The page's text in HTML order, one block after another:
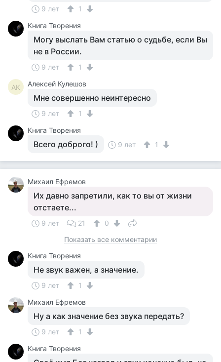
9 лет
1
Книга Творения
Могу выслать Вам статью о судьбе, если Вы
не в России.
9 лет 1
АК Алексей Кулешов
Мне совершенно неинтересно
9 лет
1
Книга Творения
Всего доброго! ) 9 лет 1
Михаил Ефремов
Их давно запретили, как то вы от жизни
отстаете...
9 лет 21
0
Показать все комментарии
Книга Творения
Не звук важен, а значение.
9 лет
1
Михаил Ефремов
Ну а как значение без звука передать?
9 лет
1
Книга Творения